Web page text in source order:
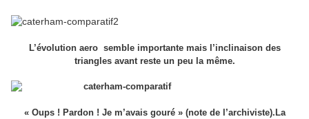
L’évolution aero semble importante mais l’inclinaison des
triangles avant reste un peu la même.
« Oups ! Pardon ! Je m’avais gouré » (note de l’archiviste).La